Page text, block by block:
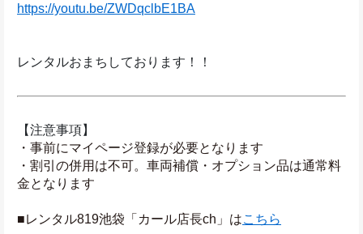
https://youtu.be/ZWDqclbE1BA
レンタルおまちしております！！
【注意事項】
・事前にマイページ登録が必要となります
・割引の併用は不可。車両補償・オプション品は通常料
金となります
■レンタル819池袋「カール店長ch」はこちら